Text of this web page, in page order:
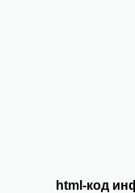
html-код